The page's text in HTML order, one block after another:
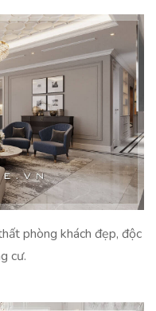
phòng khách đẹp, độc
cư.